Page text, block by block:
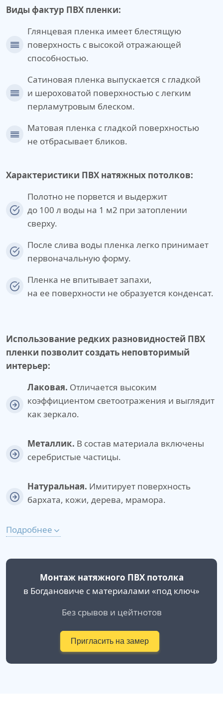
Виды фактур ПВХ пленки:
Глянцевая пленка имеет блестящую
поверхность с высокой отражающей
способностью.
Сатиновая пленка выпускается с гладкой
и шероховатой поверхностью с легким
перламутровым блеском.
Матовая пленка с гладкой поверхностью
не отбрасывает бликов.
Характеристики ПВХ натяжных потолков:
Полотно не порвется и выдержит
до 100 л воды на 1 м2 при затоплении
сверху.
После слива воды пленка легко принимает
первоначальную форму.
Пленка не впитывает запахи,
на ее поверхности не образуется конденсат.
Использование редких разновидностей ПВХ
пленки позволит создать неповторимый
интерьер:
Лаковая. Отличается высоким
коэффициентом светоотражения и выглядит
как зеркало.
Металлик. В состав материала включены
серебристые частицы.
Натуральная. Имитирует поверхность
бархата, кожи, дерева, мрамора.
Подробнее
Монтаж натяжного ПВХ потолка
в Богдановиче с материалами «под ключ»
Без срывов и цейтнотов
Пригласить на замер